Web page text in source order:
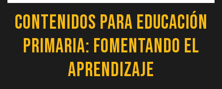
Contenidos para Educación
Primaria: Fomentando el
Aprendizaje